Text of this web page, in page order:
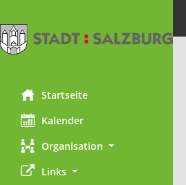
Startseite
Kalender
Organisation
Links